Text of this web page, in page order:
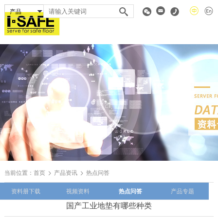
当前位置： 首页 产品资讯 热点问答
资料册下载 视频资料 热点问答 产品专题
国产工业地垫有哪些种类